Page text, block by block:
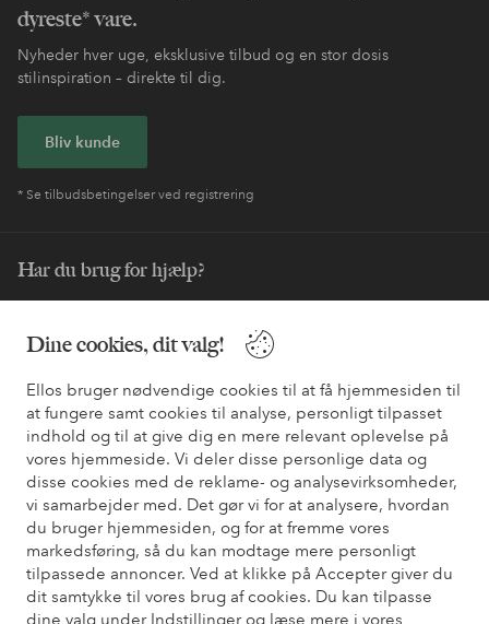
Dine cookies, dit valg!
Ellos bruger nødvendige cookies til at få hjemmesiden til
at fungere samt cookies til analyse, personligt tilpasset
indhold og til at give dig en mere relevant oplevelse på
vores hjemmeside. Vi deler disse personlige data og
disse cookies med de reklame- og analysevirksomheder,
vi samarbejder med. Det gør vi for at analysere, hvordan
du bruger hjemmesiden, og for at fremme vores
markedsføring, så du kan modtage mere personligt
tilpassede annoncer. Ved at klikke på Accepter giver du
dit samtykke til vores brug af cookies. Du kan tilpasse
dine valg under Indstillinger og læse mere i vores
dyreste* vare.
Nyheder hver uge, eksklusive tilbud og en stor dosis
stilinspiration – direkte til dig.
Bliv kunde
* Se tilbudsbetingelser ved registrering
Har du brug for hjælp?
Du kan også finde oplysninger om, hvordan du kontakter os.
Kundeservice Bestilling Betalingsmåde
Mine sider
Om Ellos
Vores tjenester